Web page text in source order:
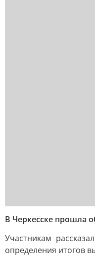
В Черкесске прошла
Участникам
определения итогов